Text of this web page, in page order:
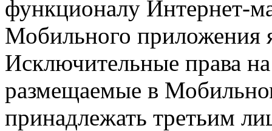
функционалу Интернет-
Мобильного приложения
Исключительные права
размещаемые в
принадлежать третьим